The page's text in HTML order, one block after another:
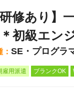
研修あり】
初級エン
SE・プログラ
雇用派遣 ブランクOK